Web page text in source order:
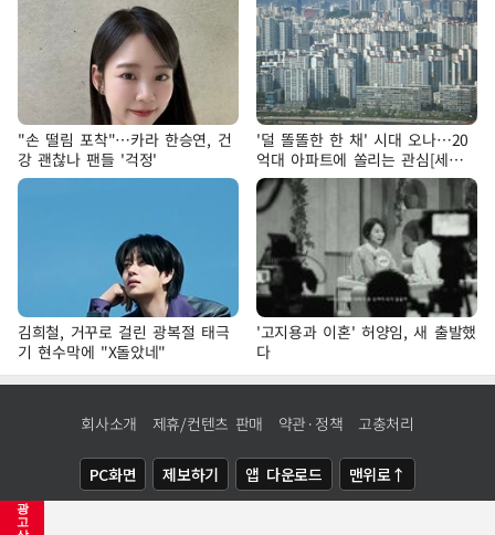
광
고
"손 떨림 포착"…카라 한승연, 건
강 괜찮나 팬들 '걱정'
'덜 똘똘한 한 채' 시대 오나…20
억대 아파트에 쏠리는 관심[세제
개편, 그 이후②]
김희철, 거꾸로 걸린 광복절 태극
기 현수막에 "X돌았네"
'고지용과 이혼' 허양임, 새 출발했
다
회사소개 제휴/컨텐츠 판매 약관·정책 고충처리
PC화면 제보하기 앱 다운로드 맨위로↑